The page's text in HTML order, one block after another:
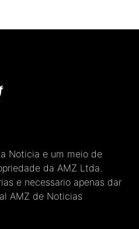
Noticia e um meio de
da AMZ Ltda.
e necessario apenas dar
AMZ de Noticias